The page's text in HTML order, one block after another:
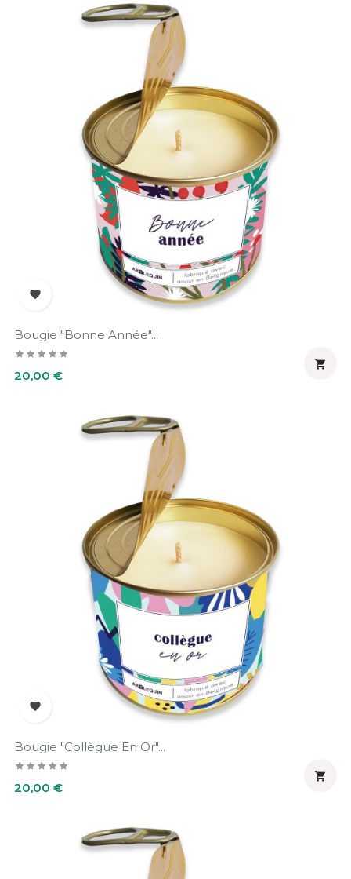

Bougie "Bonne Année"...
Prix
20,00 €


Bougie "Collègue En Or"...
Prix
20,00 €
